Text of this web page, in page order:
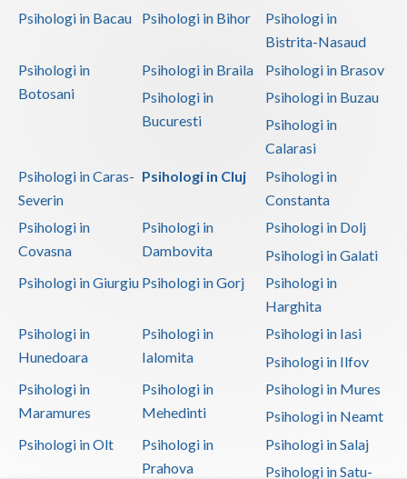
Psihologi in Bacau
Psihologi in Bihor
Psihologi in
Bistrita-Nasaud
Psihologi in
Botosani
Psihologi in Braila
Psihologi in Brasov
Psihologi in
Bucuresti
Psihologi in Buzau
Psihologi in
Calarasi
Psihologi in Caras-
Severin
Psihologi in Cluj
Psihologi in
Constanta
Psihologi in
Covasna
Psihologi in
Dambovita
Psihologi in Dolj
Psihologi in Galati
Psihologi in Giurgiu Psihologi in Gorj
Psihologi in
Harghita
Psihologi in
Hunedoara
Psihologi in
Ialomita
Psihologi in Iasi
Psihologi in Ilfov
Psihologi in
Maramures
Psihologi in
Mehedinti
Psihologi in Mures
Psihologi in Neamt
Psihologi in Olt
Psihologi in
Prahova
Psihologi in Salaj
Psihologi in Satu-